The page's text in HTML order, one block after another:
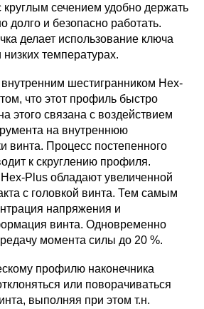
сечением удобно держать
долго и безопасно работать.
делает использование ключа
температурах.
шестигранником Hex-
что этот профиль быстро
этого связана с воздействием
на внутреннюю
винта. Процесс постепенного
к скруглению профиля.
Plus обладают увеличенной
с головкой винта. Тем самым
напряжения и
винта. Одновременно
момента силы до 20 %.
профилю наконечника
или поворачиваться
выполняя при этом т.н.